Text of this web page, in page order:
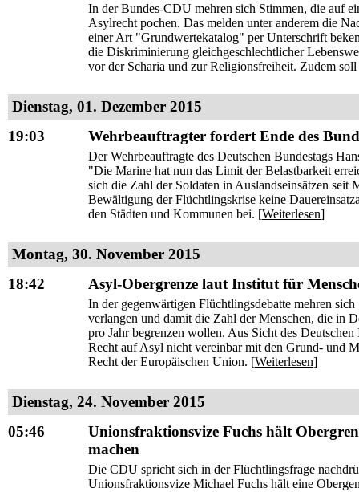
In der Bundes-CDU mehren sich Stimmen, die auf
Asylrecht pochen. Das melden unter anderem die
einer Art "Grundwertekatalog" per Unterschrift
die Diskriminierung gleichgeschlechtlicher
vor der Scharia und zur Religionsfreiheit. Zudem
Dienstag, 01. Dezember 2015
19:03
Wehrbeauftragter fordert Ende des
Der Wehrbeauftragte des Deutschen Bundestags
"Die Marine hat nun das Limit der Belastbarkeit
sich die Zahl der Soldaten in Auslandseinsätzen
Bewältigung der Flüchtlingskrise keine
den Städten und Kommunen bei. [Weiterlesen]
Montag, 30. November 2015
18:42
Asyl-Obergrenze laut Institut für
In der gegenwärtigen Flüchtlingsdebatte mehren
verlangen und damit die Zahl der Menschen, die in
pro Jahr begrenzen wollen. Aus Sicht des
Recht auf Asyl nicht vereinbar mit den Grund- und
Recht der Europäischen Union. [Weiterlesen]
Dienstag, 24. November 2015
05:46
Unionsfraktionsvize Fuchs hält
machen
Die CDU spricht sich in der Flüchtlingsfrage
Unionsfraktionsvize Michael Fuchs hält eine